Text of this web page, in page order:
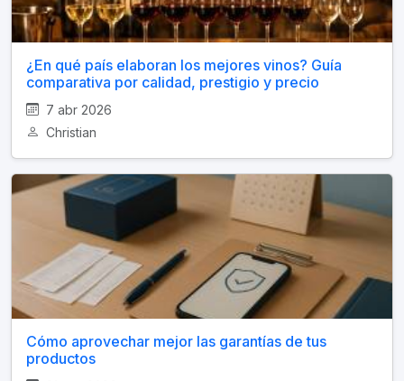
¿En qué país elaboran los mejores vinos? Guía
comparativa por calidad, prestigio y precio
7 abr 2026
Christian
Cómo aprovechar mejor las garantías de tus
productos